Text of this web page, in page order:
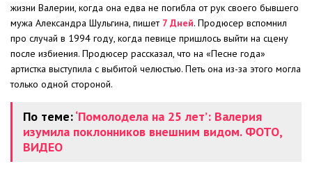
жизни Валерии, когда она едва не погибла от рук своего бывшего
мужа Александра Шульгина, пишет 7 Дней. Продюсер вспомнил
про случай в 1994 году, когда певице пришлось выйти на сцену
после избиения. Продюсер рассказал, что на «Песне года»
артистка выступила с выбитой челюстью. Петь она из-за этого могла
только одной стороной.
По теме:‘Помолодела на 25 лет’: Валерия
изумила поклонников внешним видом. ФОТО,
ВИДЕО